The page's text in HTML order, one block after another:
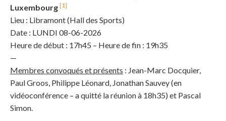
Luxembourg [1]
Lieu : Libramont (Hall des Sports)
Date : LUNDI 08-06-2026
Heure de début : 17h45 – Heure de fin : 19h35
—
Membres convoqués et présents : Jean-Marc Docquier,
Paul Groos, Philippe Léonard, Jonathan Sauvey (en
vidéoconférence – a quitté la réunion à 18h35) et Pascal
Simon.